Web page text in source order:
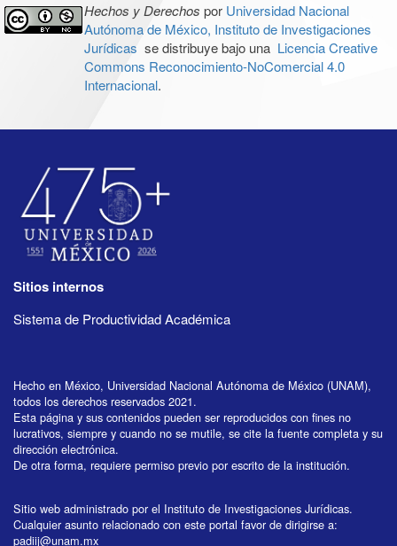
Hechos y Derechos por Universidad Nacional
Autónoma de México, Instituto de Investigaciones
Jurídicas se distribuye bajo una Licencia Creative
Commons Reconocimiento-NoComercial 4.0
Internacional.
Sitios internos
Sistema de Productividad Académica
Hecho en México, Universidad Nacional Autónoma de México (UNAM),
todos los derechos reservados 2021.
Esta página y sus contenidos pueden ser reproducidos con fines no
lucrativos, siempre y cuando no se mutile, se cite la fuente completa y su
dirección electrónica.
De otra forma, requiere permiso previo por escrito de la institución.
Sitio web administrado por el Instituto de Investigaciones Jurídicas.
Cualquier asunto relacionado con este portal favor de dirigirse a:
padiij@unam.mx